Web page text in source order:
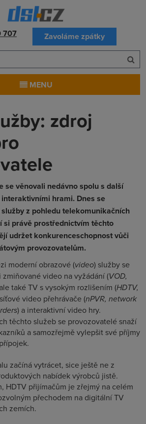
707 Zavoláme zpátky
MENU
zdroj
se věnovali nedávno spolu s další
hrami. Dnes se
z pohledu telekomunikačních
si právě prostřednictvím těchto
udržet konkurenceschopnost vůči
provozovatelům.
moderní obrazové (video) služby se
video na vyžádání (VOD,
také TV s vysokým rozlišením (HDTV,
video přehrávače (nPVR, network
) a interaktivní video hry.
těchto služeb se provozovatelé snaží
a samozřejmě vylepšit své příjmy
začíná vytrácet, sice ještě ne z
nabídek výrobců jistě.
HDTV přijímačům je zřejmý na celém
přechodem na digitální TV
zemích.